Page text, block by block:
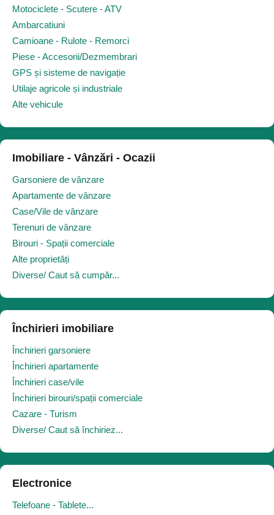
Motociclete - Scutere - ATV
Ambarcatiuni
Camioane - Rulote - Remorci
Piese - Accesorii/Dezmembrari
GPS și sisteme de navigație
Utilaje agricole și industriale
Alte vehicule
Imobiliare - Vânzări - Ocazii
Garsoniere de vânzare
Apartamente de vânzare
Case/Vile de vânzare
Terenuri de vânzare
Birouri - Spații comerciale
Alte proprietăți
Diverse/ Caut să cumpăr...
Închirieri imobiliare
Închirieri garsoniere
Închirieri apartamente
Închirieri case/vile
Închirieri birouri/spații comerciale
Cazare - Turism
Diverse/ Caut să închiriez...
Electronice
Telefoane - Tablete...